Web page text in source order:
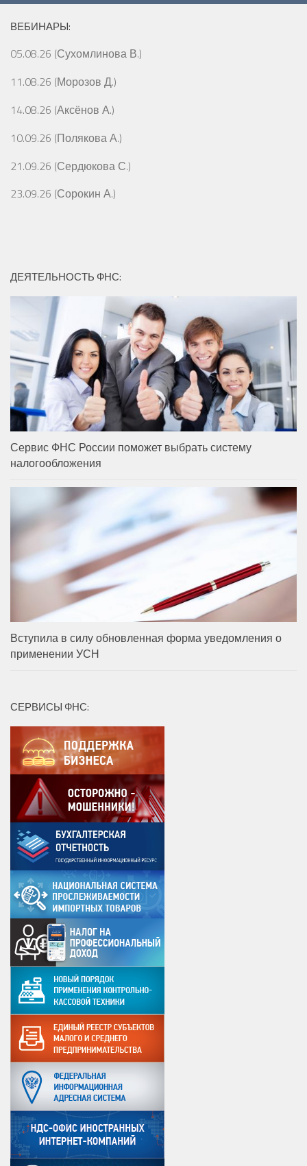
ВЕБИНАРЫ:
05.08.26 (Сухомлинова В.)
11.08.26 (Морозов Д.)
14.08.26 (Аксёнов А.)
10.09.26 (Полякова А.)
21.09.26 (Сердюкова С.)
23.09.26 (Сорокин А.)
ДЕЯТЕЛЬНОСТЬ ФНС:
Сервис ФНС России поможет выбрать систему
налогообложения
Вступила в силу обновленная форма уведомления о
применении УСН
СЕРВИСЫ ФНС: